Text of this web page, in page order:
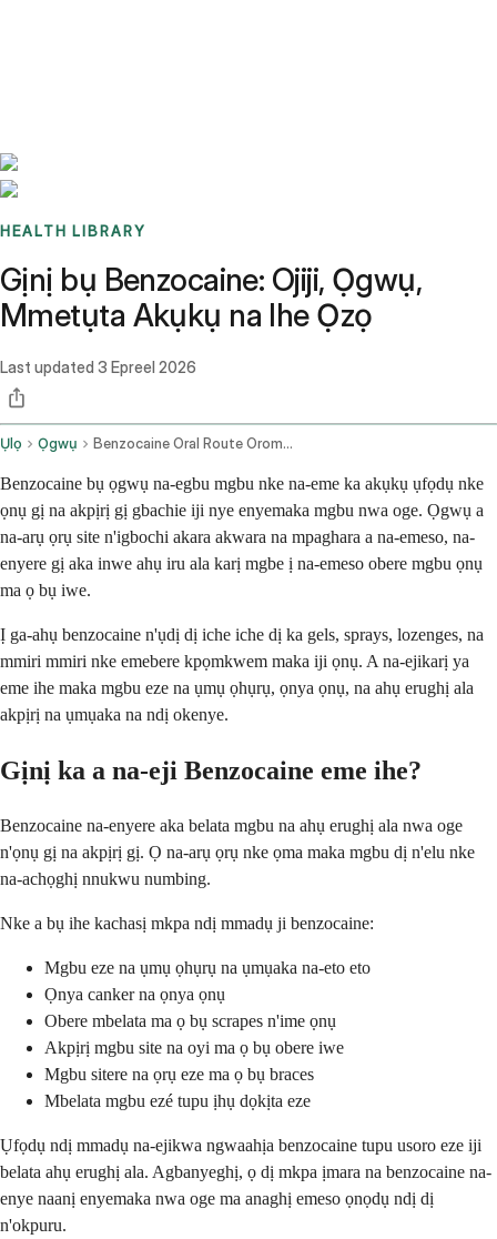
HEALTH LIBRARY
Gịnị bụ Benzocaine: Ojiji, Ọgwụ,
Mmetụta Akụkụ na Ihe Ọzọ
Last updated 3 Epreel 2026
Ụlọ Ọgwụ Benzocaine Oral Route Oromucosal Route
Benzocaine bụ ọgwụ na-egbu mgbu nke na-eme ka akụkụ ụfọdụ nke
ọnụ gị na akpịrị gị gbachie iji nye enyemaka mgbu nwa oge. Ọgwụ a
na-arụ ọrụ site n'igbochi akara akwara na mpaghara a na-emeso, na-
enyere gị aka inwe ahụ iru ala karị mgbe ị na-emeso obere mgbu ọnụ
ma ọ bụ iwe.
Ị ga-ahụ benzocaine n'ụdị dị iche iche dị ka gels, sprays, lozenges, na
mmiri mmiri nke emebere kpọmkwem maka iji ọnụ. A na-ejikarị ya
eme ihe maka mgbu eze na ụmụ ọhụrụ, ọnya ọnụ, na ahụ erughị ala
akpịrị na ụmụaka na ndị okenye.
Gịnị ka a na-eji Benzocaine eme ihe?
Benzocaine na-enyere aka belata mgbu na ahụ erughị ala nwa oge
n'ọnụ gị na akpịrị gị. Ọ na-arụ ọrụ nke ọma maka mgbu dị n'elu nke
na-achọghị nnukwu numbing.
Nke a bụ ihe kachasị mkpa ndị mmadụ ji benzocaine:
Mgbu eze na ụmụ ọhụrụ na ụmụaka na-eto eto
Ọnya canker na ọnya ọnụ
Obere mbelata ma ọ bụ scrapes n'ime ọnụ
Akpịrị mgbu site na oyi ma ọ bụ obere iwe
Mgbu sitere na ọrụ eze ma ọ bụ braces
Mbelata mgbu ezé tupu ịhụ dọkịta eze
Ụfọdụ ndị mmadụ na-ejikwa ngwaahịa benzocaine tupu usoro eze iji
belata ahụ erughị ala. Agbanyeghị, ọ dị mkpa ịmara na benzocaine na-
enye naanị enyemaka nwa oge ma anaghị emeso ọnọdụ ndị dị
n'okpuru.